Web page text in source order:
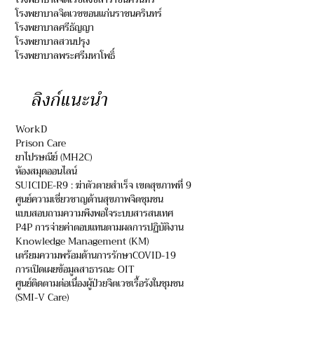
โรงพยาบาลจิตเวชขอนแก่นราชนครินทร์
โรงพยาบาลศรีธัญญา
โรงพยาบาลสวนปรุง
โรงพยาบาลพระศรีมหาโพธิ์
ลิงก์แนะนำ
WorkD
Prison Care
ยาไปรษณีย์ (MH2C)
ห้องสมุดออนไลน์
SUICIDE-R9 : ฆ่าตัวตายสำเร็จ เขตสุขภาพที่ 9
ศูนย์ความเชี่ยวชาญด้านสุขภาพจิตชุมชน
แบบสอบถามความพึงพอใจระบบสารสนเทศ
P4P การจ่ายค่าตอบแทนตามผลการปฏิบัติงาน
Knowledge Management (KM)
เตรียมความพร้อมด้านการรักษาCOVID-19
การเปิดเผยข้อมูลสาธารณะ OIT
ศูนย์ติดตามต่อเนื่องผู้ป่วยจิตเวชเรื้อรังในชุมชน
(SMI-V Care)